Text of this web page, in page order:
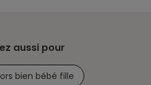
aussi pour
bien bébé fille